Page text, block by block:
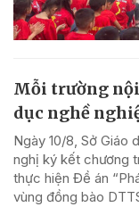
Mỗi trường
dục nghề
Ngày 10/8, Sở Giáo
nghị ký kết chương
thực hiện Đề án
vùng đồng bào